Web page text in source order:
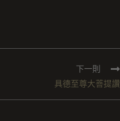
下一則
具德至尊大菩提讚